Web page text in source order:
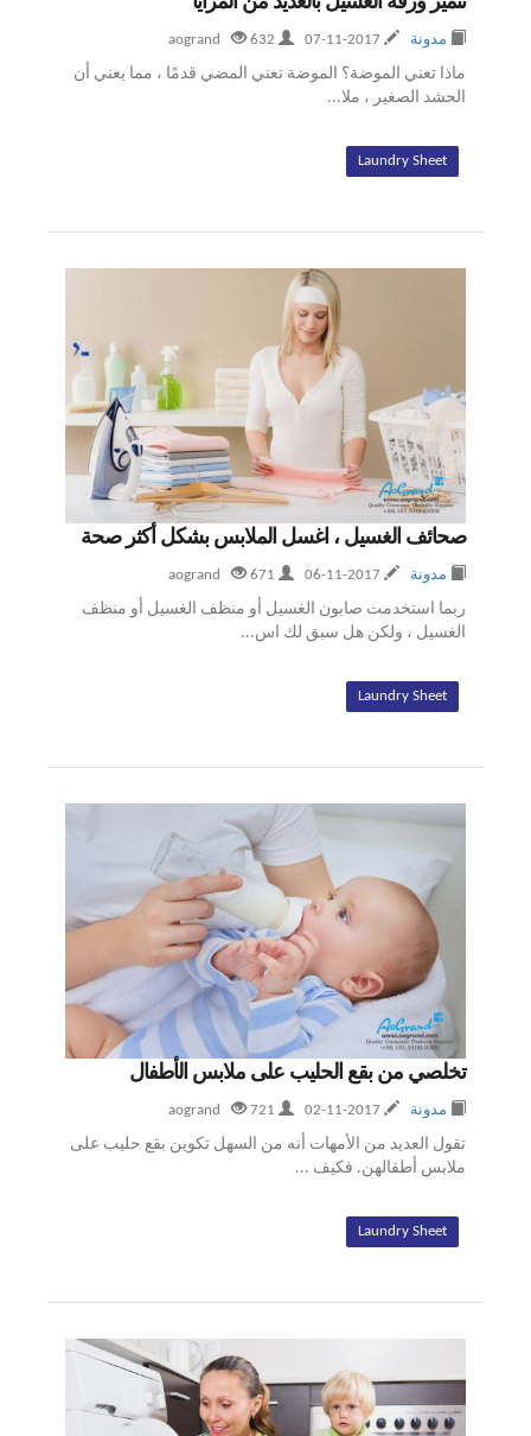
مدونة 632
ماذا تعني الموضة؟ الموضة تعني المضي قدمًا ، مما يعني أن
الحشد الصغير ، ملا...
Laundry Sheet
صحائف الغسيل ، اغسل الملابس بشكل أكثر صحة
مدونة 671
ربما استخدمت صابون الغسيل أو منظف الغسيل أو منظف
الغسيل ، ولكن هل سبق لك اس...
Laundry Sheet
تخلصي من بقع الحليب على ملابس الأطفال
مدونة 721
تقول العديد من الأمهات أنه من السهل تكوين بقع حليب على
ملابس أطفالهن. فكيف ...
Laundry Sheet